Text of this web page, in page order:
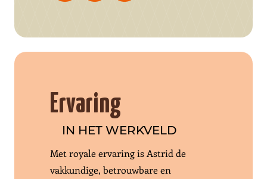
Ervaring
IN HET WERKVELD
Met royale ervaring is Astrid de
vakkundige, betrouwbare en